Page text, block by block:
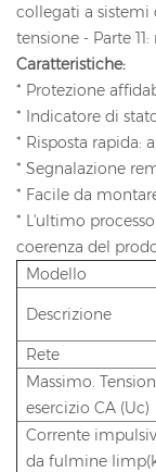
collegati a sistemi
tensione - Parte
Caratteristiche:
* Protezione
* Indicatore di
* Risposta rapida:
* Segnalazione
* Facile da
* L'ultimo
coerenza del
Modello
Descrizione
Rete
Massimo.
esercizio CA (Uc)
Corrente
da fulmine